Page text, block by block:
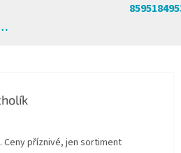
je 4 z 5 hvězdiček.
Ceny příznivé, jen sortiment